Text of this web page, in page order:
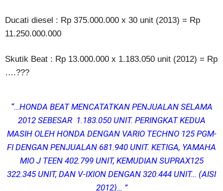
Ducati diesel : Rp 375.000.000 x 30 unit (2013) = Rp
11.250.000.000
Skutik Beat : Rp 13.000.000 x 1.183.050 unit (2012) = Rp
….???
“…HONDA BEAT MENCATATKAN PENJUALAN SELAMA
2012 SEBESAR 1.183.050 UNIT. PERINGKAT KEDUA
MASIH OLEH HONDA DENGAN VARIO TECHNO 125 PGM-
FI DENGAN PENJUALAN 681.940 UNIT. KETIGA, YAMAHA
MIO J TEEN 402.799 UNIT, KEMUDIAN SUPRAX125
322.345 UNIT, DAN V-IXION DENGAN 320.444 UNIT… (AISI
2012)… ”